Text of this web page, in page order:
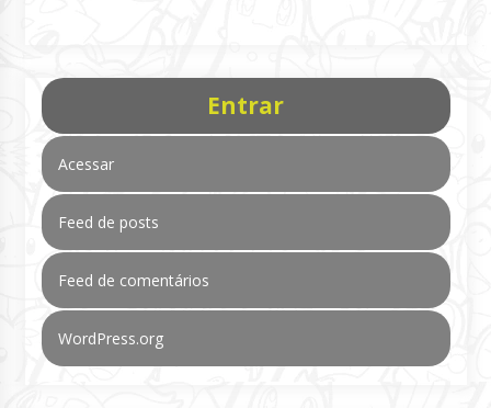
Entrar
Acessar
Feed de posts
Feed de comentários
WordPress.org